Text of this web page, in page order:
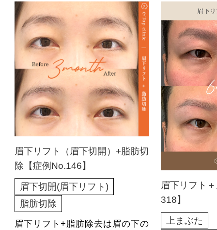
眉下リフト（眉下切開）+脂肪切
除【症例No.146】
眉下切開(眉下リフト)
脂肪切除
眉下リフト+脂肪除去は眉の下の
眉下リフト
318】
上まぶた